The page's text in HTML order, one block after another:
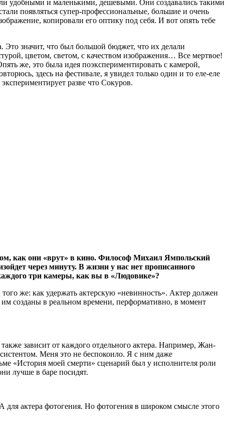
удобными и маленькими, дешевыми. Они создавались такими
появляться супер-профессиональные, большие и очень
копировали его оптику под себя. И вот опять тебе
Это значит, что был большой бюджет, что их делали
цветом, светом, с качеством изображения… Все мертвое!
же, это была идея поэкспериментировать с камерой,
здесь на фестивале, я увидел только один и то еле-еле
разве что Сокуров.
как они «врут» в кино. Философ Михаил Ямпольский
через минуту. В жизни у нас нет прописанного
три камеры, как вы в «Людовике»?
же: как удержать актерскую «невинность». Актер должен
созданы в реальном времени, перформативно, в момент
зависит от каждого отдельного актера. Например, Жан-
Меня это не беспокоило. Я с ним даже
«История моей смерти» сценарий был у исполнителя роли
лучше в баре посидят.
актера фотогения. Но фотогения в широком смысле этого